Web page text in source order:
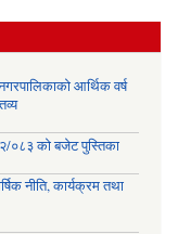
आर्थिक वर्ष
०८३ को बजेट पुस्तिका
नीति, कार्यक्रम तथा